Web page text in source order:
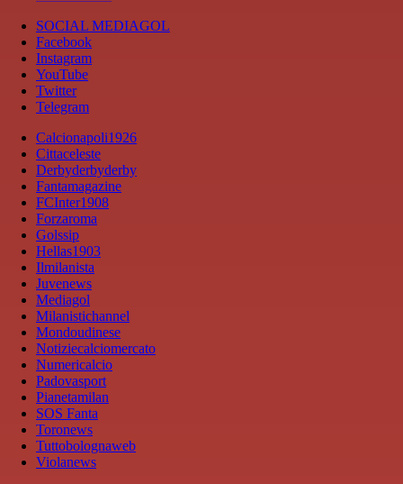
SOCIAL MEDIAGOL
Facebook
Instagram
YouTube
Twitter
Telegram
Calcionapoli1926
Cittaceleste
Derbyderbyderby
Fantamagazine
FCInter1908
Forzaroma
Golssip
Hellas1903
Ilmilanista
Juvenews
Mediagol
Milanistichannel
Mondoudinese
Notiziecalciomercato
Numericalcio
Padovasport
Pianetamilan
SOS Fanta
Toronews
Tuttobolognaweb
Violanews